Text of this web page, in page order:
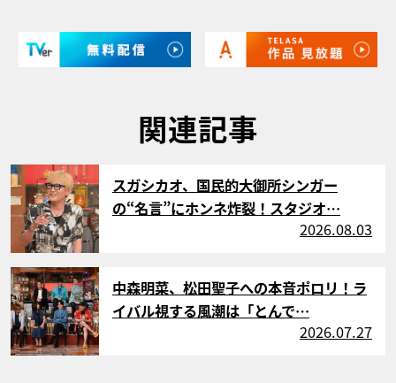
関連記事
サムネイル
スガシカオ、国民的大御所シンガー
の“名言”にホンネ炸裂！スタジオ…
2026.08.03
サムネイル
中森明菜、松田聖子への本音ポロリ！ラ
イバル視する風潮は「とんで…
2026.07.27